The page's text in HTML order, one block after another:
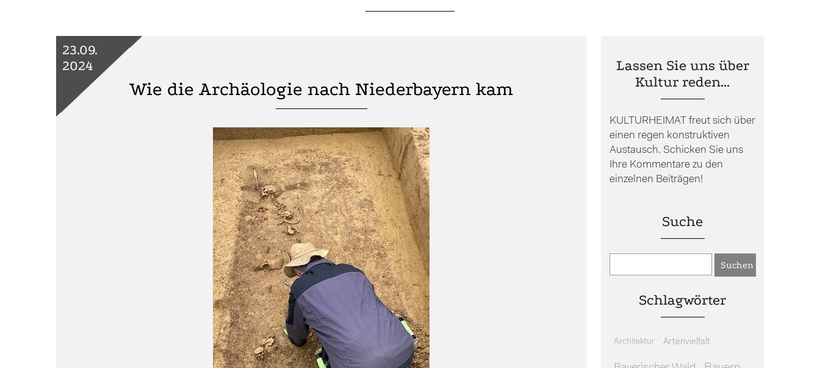
Wie die Archäologie nach Niederbayern kam
23.09.
2024
Lassen Sie uns über
Kultur reden…
KULTURHEIMAT freut sich über
einen regen konstruktiven
Austausch. Schicken Sie uns
Ihre Kommentare zu den
einzelnen Beiträgen!
Suche
Schlagwörter
Architektur Artenvielfalt